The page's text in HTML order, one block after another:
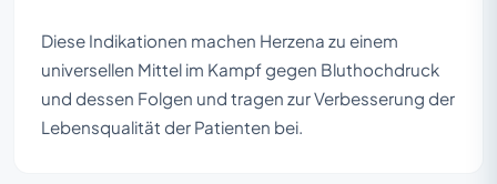
Diese Indikationen machen Herzena zu einem
universellen Mittel im Kampf gegen Bluthochdruck
und dessen Folgen und tragen zur Verbesserung der
Lebensqualität der Patienten bei.